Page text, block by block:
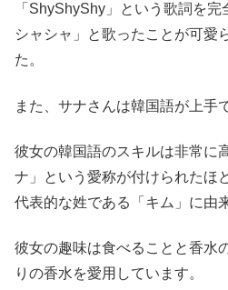
「ShyShyShy」という歌詞を
シャシャ」と歌ったことが可愛
た。
また、サナさんは韓国語が上手
彼女の韓国語のスキルは非常に
ナ」という愛称が付けられたほ
代表的な姓である「キム」に由
彼女の趣味は食べることと香水
りの香水を愛用しています。